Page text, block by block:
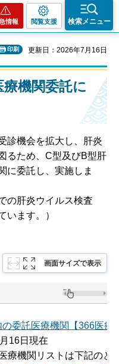
情報 閲覧支援 検索メニュー
印刷 更新日：2026年7月16日
機関委託に
診機会を拡大し、肝炎
るため、C型及びB型肝
に委託し、実施しま
の肝炎ウイルス検査
います。）
画面サイズで表示
の委託医療機関【366医療
16日現在
療機関リストは下記のと